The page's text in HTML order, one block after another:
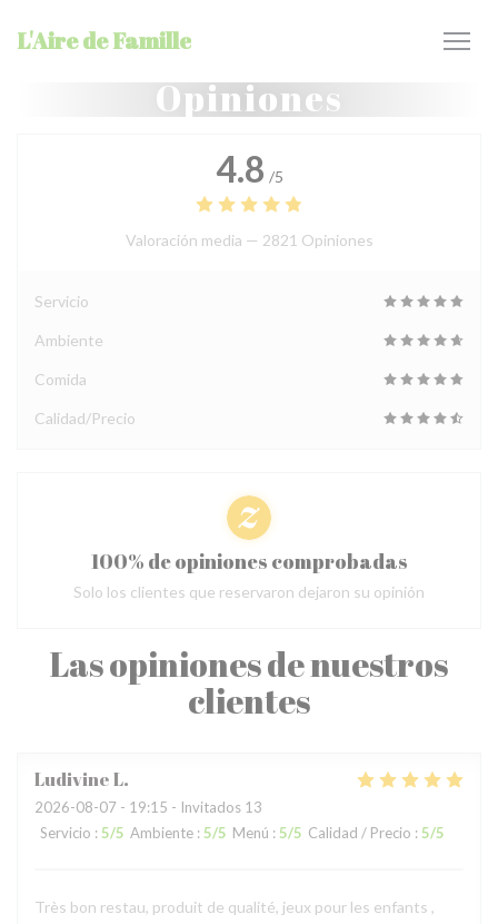
L'Aire de Famille
Opiniones
Las opiniones de nuestros
clientes
LudivineL
2026-08-07 - 19:15 - Invitados 13
Servicio : 5/5 Ambiente : 5/5 Menú : 5/5 Calidad / Precio : 5/5
Très bon restau, produit de qualité, jeux pour les enfants ,
4.8 /5
Valoración media — 2821 Opiniones
Servicio
Ambiente
Comida
Calidad/Precio
100% de opiniones comprobadas
Solo los clientes que reservaron dejaron su opinión